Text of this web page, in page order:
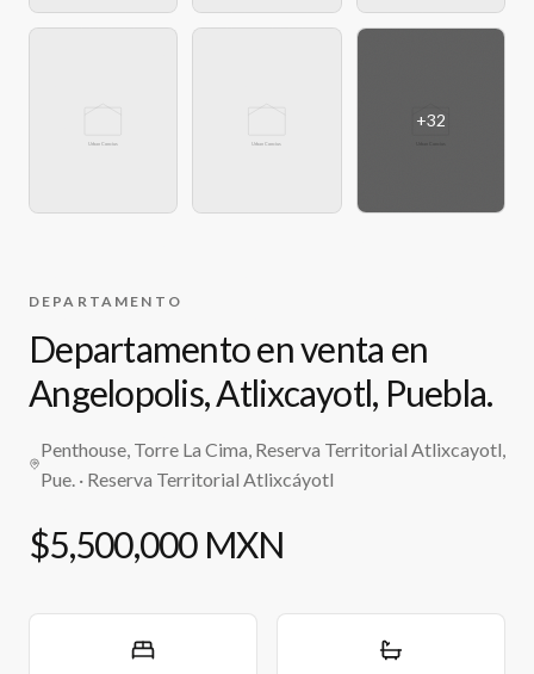
+32
DEPARTAMENTO
Departamento en venta en
Angelopolis, Atlixcayotl, Puebla.
Penthouse, Torre La Cima, Reserva Territorial Atlixcayotl,
Pue.· Reserva Territorial Atlixcáyotl
$5,500,000 MXN